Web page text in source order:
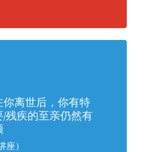
离世后，你有特
残疾的至亲仍然有
座）